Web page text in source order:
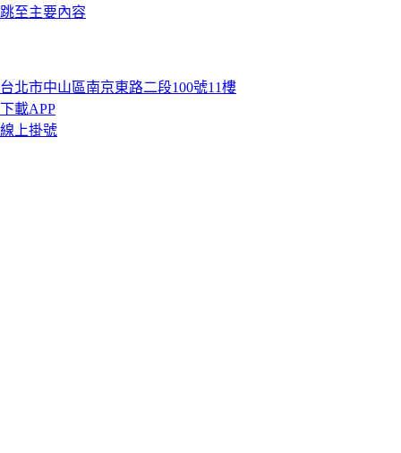
跳至主要內容
台北市中山區南京東路二段100號11樓
下載APP
線上掛號